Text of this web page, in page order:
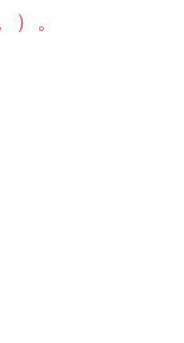
）。